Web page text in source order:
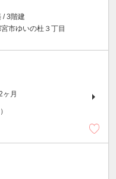
/ 3階建
市ゆいの杜３丁目
ヶ月
）